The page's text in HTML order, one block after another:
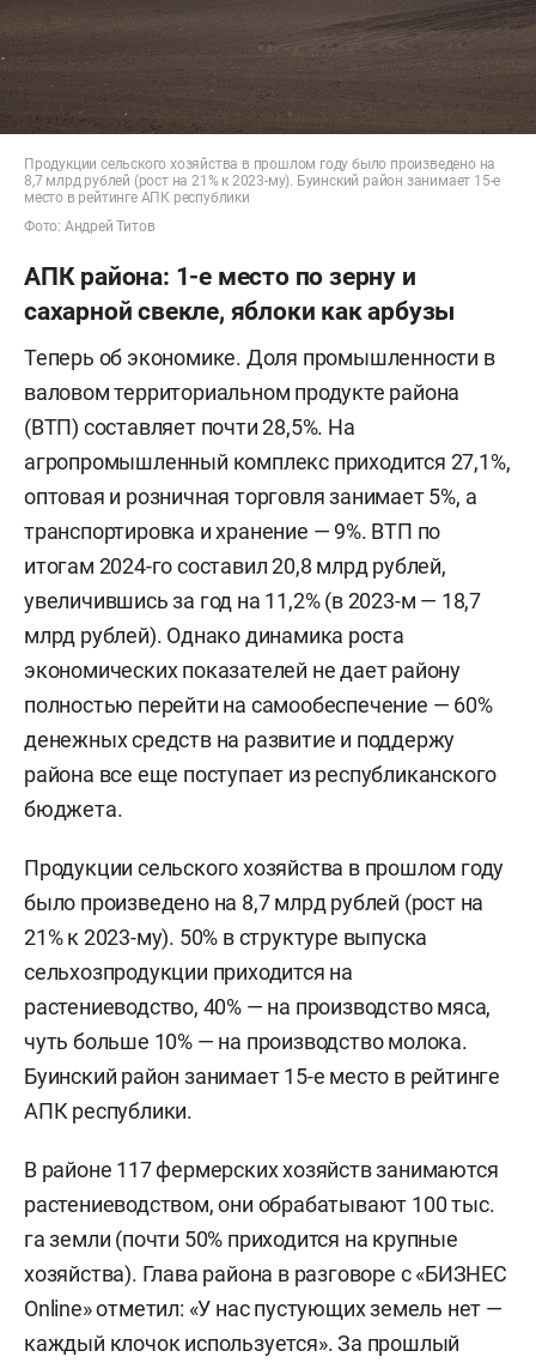
Продукции сельского хозяйства в прошлом году было произведено на
8,7 млрд рублей (рост на 21% к 2023-му). Буинский район занимает 15-е
место в рейтинге АПК республики
Фото: Андрей Титов
АПК района: 1-е место по зерну и
сахарной свекле, яблоки как арбузы
Теперь об экономике. Доля промышленности в
валовом территориальном продукте района
(ВТП) составляет почти 28,5%. На
агропромышленный комплекс приходится 27,1%,
оптовая и розничная торговля занимает 5%, а
транспортировка и хранение — 9%. ВТП по
итогам 2024-го составил 20,8 млрд рублей,
увеличившись за год на 11,2% (в 2023-м — 18,7
млрд рублей). Однако динамика роста
экономических показателей не дает району
полностью перейти на самообеспечение — 60%
денежных средств на развитие и поддержу
района все еще поступает из республиканского
бюджета.
Продукции сельского хозяйства в прошлом году
было произведено на 8,7 млрд рублей (рост на
21% к 2023-му). 50% в структуре выпуска
сельхозпродукции приходится на
растениеводство, 40% — на производство мяса,
чуть больше 10% — на производство молока.
Буинский район занимает 15-е место в рейтинге
АПК республики.
В районе 117 фермерских хозяйств занимаются
растениеводством, они обрабатывают 100 тыс.
га земли (почти 50% приходится на крупные
хозяйства). Глава района в разговоре с «БИЗНЕС
Online» отметил: «У нас пустующих земель нет —
каждый клочок используется». За прошлый